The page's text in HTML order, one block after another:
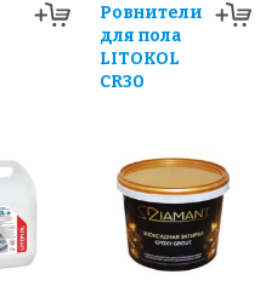
Ровнители
для пола
LITOKOL
CR30